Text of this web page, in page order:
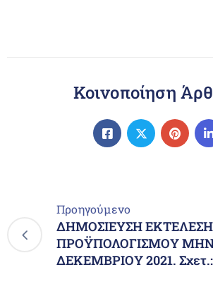
Κοινοποίηση
Προηγούμενο
ΔΗΜΟΣΙΕΥΣΗ
ΠΡΟΫΠΟΛΟΓΙΣΜΟΥ
ΔΕΚΕΜΒΡΙΟΥ 2021.